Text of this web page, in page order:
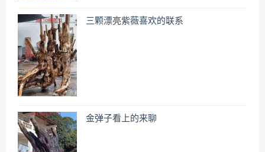
三颗漂亮紫薇喜欢的联系
金弹子看上的来聊